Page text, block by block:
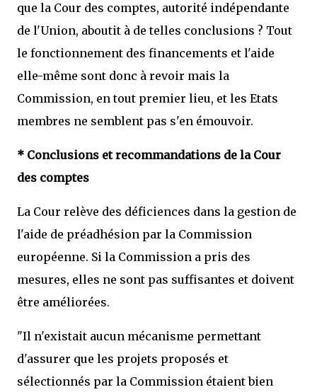
que la Cour des comptes, autorité indépendante
de l'Union, aboutit à de telles conclusions ? Tout
le fonctionnement des financements et l'aide
elle-même sont donc à revoir mais la
Commission, en tout premier lieu, et les Etats
membres ne semblent pas s'en émouvoir.
* Conclusions et recommandations de la Cour
des comptes
La Cour relève des déficiences dans la gestion de
l'aide de préadhésion par la Commission
européenne. Si la Commission a pris des
mesures, elles ne sont pas suffisantes et doivent
être améliorées.
"Il n'existait aucun mécanisme permettant
d'assurer que les projets proposés et
sélectionnés par la Commission étaient bien